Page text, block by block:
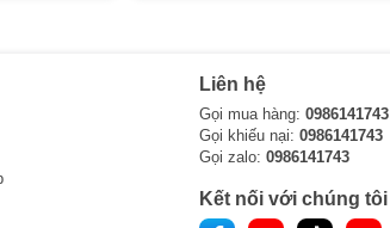
Liên hệ
Gọi mua hàng: 0986141743
Gọi khiếu nại: 0986141743
Gọi zalo: 0986141743
Kết nối với chúng tôi